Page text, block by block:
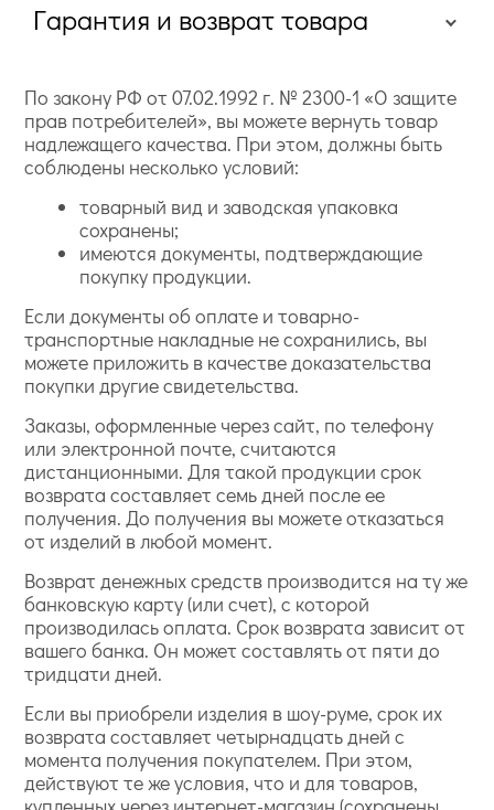
Гарантия и возврат товара
По закону РФ от 07.02.1992 г. № 2300-1 «О защите
прав потребителей», вы можете вернуть товар
надлежащего качества. При этом, должны быть
соблюдены несколько условий:
товарный вид и заводская упаковка
сохранены;
имеются документы, подтверждающие
покупку продукции.
Если документы об оплате и товарно-
транспортные накладные не сохранились, вы
можете приложить в качестве доказательства
покупки другие свидетельства.
Заказы, оформленные через сайт, по телефону
или электронной почте, считаются
дистанционными. Для такой продукции срок
возврата составляет семь дней после ее
получения. До получения вы можете отказаться
от изделий в любой момент.
Возврат денежных средств производится на ту же
банковскую карту (или счет), с которой
производилась оплата. Срок возврата зависит от
вашего банка. Он может составлять от пяти до
тридцати дней.
Если вы приобрели изделия в шоу-руме, срок их
возврата составляет четырнадцать дней с
момента получения покупателем. При этом,
действуют те же условия, что и для товаров,